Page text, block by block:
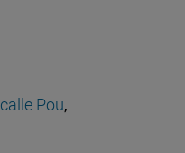
Pou,